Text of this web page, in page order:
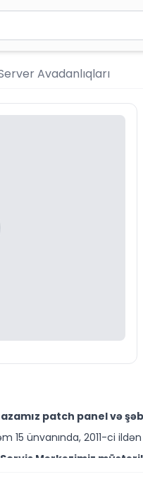
ən azı 2 simvol
Avadanlıqları
patch panel və
15 ünvanında, 2011-ci
Mərkəzimiz